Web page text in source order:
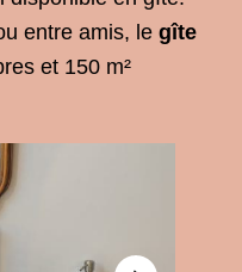
entre amis, le gîte
et 150 m²